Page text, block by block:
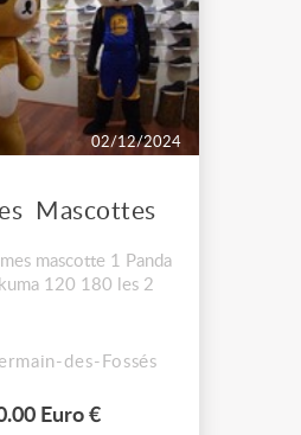
02/12/2024
Mascottes
mascotte 1 Panda
120 180 les 2
des-Fossés
Euro €